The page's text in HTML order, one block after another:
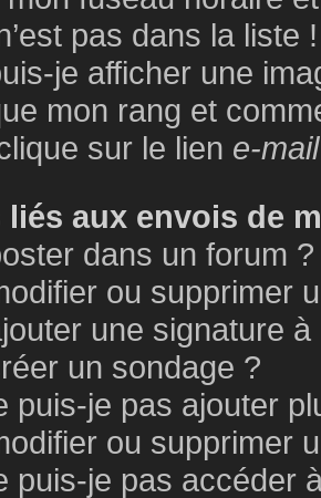
pas dans la liste !
je afficher une
mon rang et
sur le lien e-mail
liés aux envois de
dans un forum ?
ou supprimer
une signature
un sondage ?
puis-je pas ajouter
ou supprimer
puis-je pas accéder